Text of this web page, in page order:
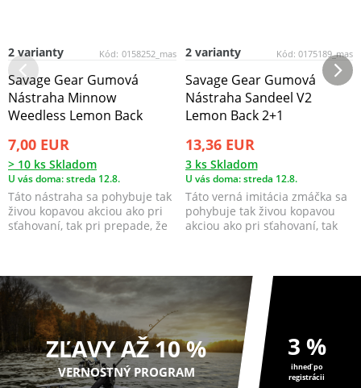
Kód: 0158252_mas
2 varianty
Savage Gear Gumová
Nástraha Minnow
Weedless Lemon Back
7,00 EUR
> 10 ks Skladom
U vás doma: streda 12.8.
Táto nástraha sa pohybuje tak
živou kopavou akciou ako pri
sťahovaní, tak pri prepade, že
Kód: 0175189_mas
2 varianty
Savage Gear Gumová
Nástraha Sandeel V2
Lemon Back 2+1
13,36 EUR
3 ks Skladom
U vás doma: streda 12.8.
Táto verná imitácia zmáčka sa
pohybuje tak živou kopavou
akciou ako pri sťahovaní, tak
ZĽAVY AŽ 10 %
VERNOSTNÝ PROGRAM
3 %
ihneď po
registrácii